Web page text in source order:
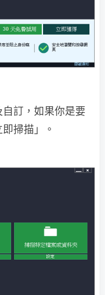
訂，如果你是要
掃描」。